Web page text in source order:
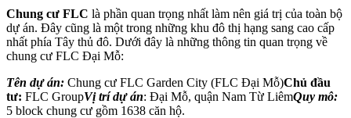
Chung cư FLC là phần quan trọng nhất làm nên giá trị của toàn bộ
dự án. Đây cũng là một trong những khu đô thị hạng sang cao cấp
nhất phía Tây thủ đô. Dưới đây là những thông tin quan trọng về
chung cư FLC Đại Mỗ:
Tên dự án: Chung cư FLC Garden City (FLC Đại Mỗ)Chủ đầu
tư: FLC GroupVị trí dự án: Đại Mỗ, quận Nam Từ LiêmQuy mô:
5 block chung cư gồm 1638 căn hộ.